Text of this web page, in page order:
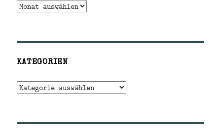
Archiv
KATEGORIEN
Kategorien